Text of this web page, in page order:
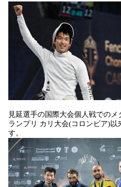
見延選手の国際大会個人戦での
ランプリ カリ大会(コロンビア)以
す。